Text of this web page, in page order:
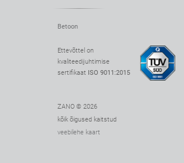
Betoon
Ettevõttel on
kvaliteedijuhtimise
sertifikaat ISO 9011:2015
ZANO © 2026
kõik õigused kaitstud
veebilehe kaart